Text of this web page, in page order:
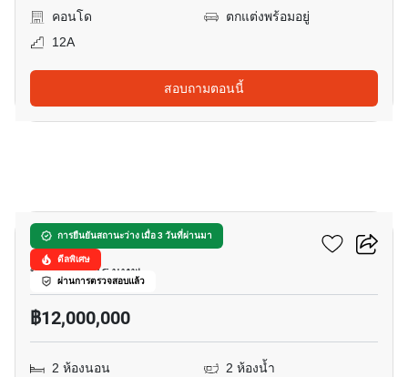
คอนโด
ตกแต่งพร้อมอยู่
12A
สอบถามตอนนี้
การยืนยันสถานะว่าง เมื่อ 3 วันที่ผ่านมา
ดีลพิเศษ
ผ่านการตรวจสอบแล้ว
เออร์บิเทีย ทองหล่อ
ทองหล่อ, กรุงเทพ
฿12,000,000
2 ห้องนอน 2 ห้องน้ำ